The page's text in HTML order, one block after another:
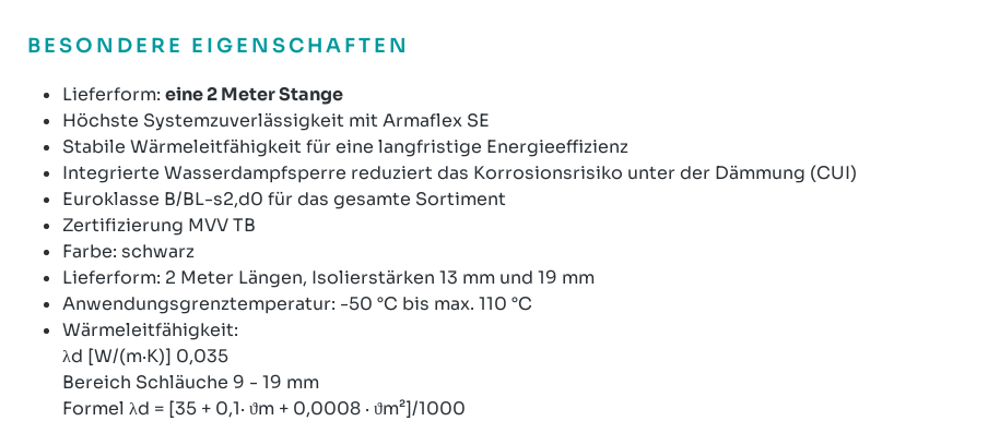
BESONDERE EIGENSCHAFTEN
Lieferform: eine 2 Meter Stange
Höchste Systemzuverlässigkeit mit Armaflex SE
Stabile Wärmeleitfähigkeit für eine langfristige Energieeffizienz
Integrierte Wasserdampfsperre reduziert das Korrosionsrisiko unter der Dämmung (CUI)
Euroklasse B/BL-s2,d0 für das gesamte Sortiment
Zertifizierung MVV TB
Farbe: schwarz
Lieferform: 2 Meter Längen, Isolierstärken 13 mm und 19 mm
Anwendungsgrenztemperatur: -50 °C bis max. 110 °C
Wärmeleitfähigkeit:
λd [W/(m·K)] 0,035
Bereich Schläuche 9 - 19 mm
Formel λd = [35 + 0,1· ϑm + 0,0008 · ϑm²]/1000